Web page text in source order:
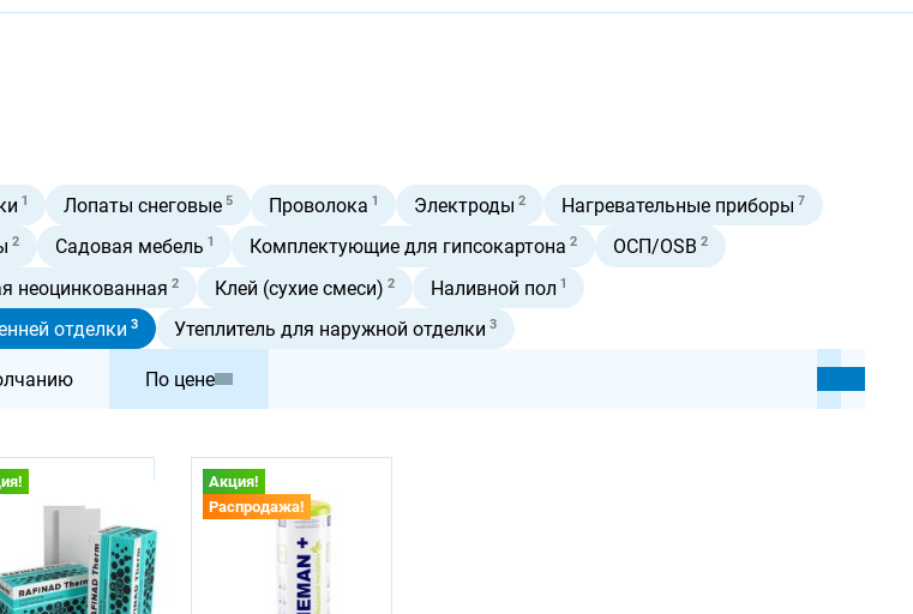
1 Лопаты снеговые 5 Проволока 1 Электроды 2 Нагревательные приборы 7
2 Садовая мебель 1 Комплектующие для гипсокартона 2 ОСП/OSB 2
неоцинкованная 2 Клей (сухие смеси) 2 Наливной пол 1
отделки 3 Утеплитель для наружной отделки 3
По цене
Акция!
Распродажа!